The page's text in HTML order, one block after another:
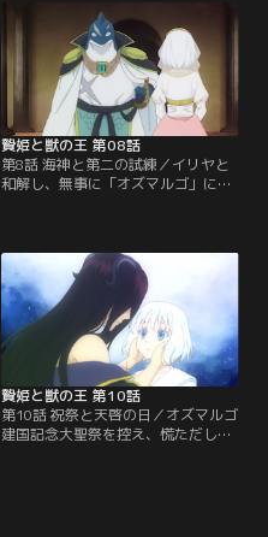
してしまったとの報告が。また王宮
へ賊の侵入を許してしまえばただで
は済まないと話す門兵の前に現れた
刺客は、“魔王に用がある”と話す人
間の少年だった。【提供：バンダイ
チャンネル】
贄姫と獣の王 第08話
第8話 海神と第二の試練／イリヤと
和解し、無事に「オズマルゴ」に留
れる。それは、筋金入りの人間嫌い
で、気難しいと噂されるガロア公爵
をミストレスとして歓待することだ
った。数々の戦で武勲を立てた伝説
の武将で魔族の間でも恐れられてい
るガロアに、サリフィは…。【提
供：バンダイチャンネル】
贄姫と獣の王 第10話
第10話 祝祭と天啓の日／オズマルゴ
建国記念大聖祭を控え、慌ただしい